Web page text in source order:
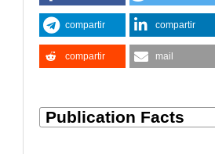
compartir compartir
compartir mail